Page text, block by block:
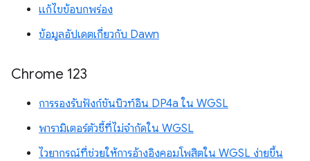
แก้ไขข้อบกพร่อง
ข้อมูลอัปเดตเกี่ยวกับ Dawn
Chrome 123
การรองรับฟังก์ชันบิวท์อิน DP4a ใน WGSL
พารามิเตอร์ตัวชี้ที่ไม่จำกัดใน WGSL
ไวยากรณ์ที่ช่วยให้การอ้างอิงคอมโพสิตใน WGSL ง่ายขึ้น